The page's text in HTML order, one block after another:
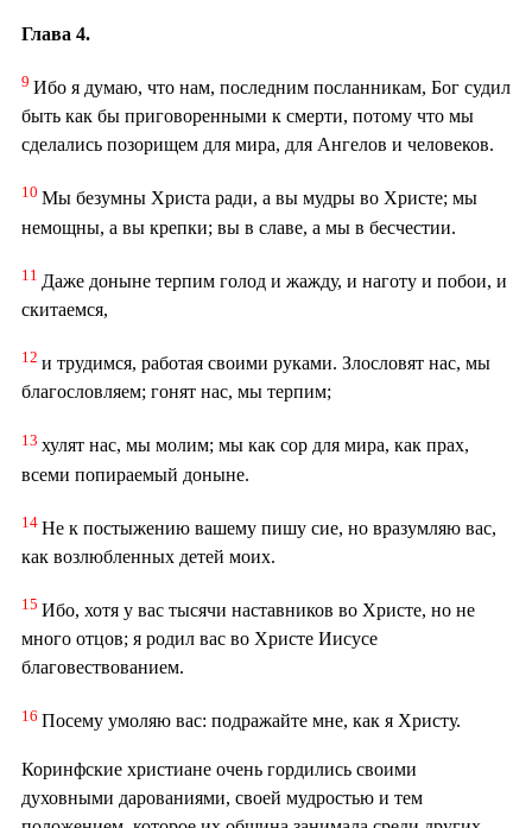
Глава 4.
9 Ибо я думаю, что нам, последним посланникам, Бог судил
быть как бы приговоренными к смерти, потому что мы
сделались позорищем для мира, для Ангелов и человеков.
10 Мы безумны Христа ради, а вы мудры во Христе; мы
немощны, а вы крепки; вы в славе, а мы в бесчестии.
11 Даже доныне терпим голод и жажду, и наготу и побои, и
скитаемся,
12 и трудимся, работая своими руками. Злословят нас, мы
благословляем; гонят нас, мы терпим;
13 хулят нас, мы молим; мы как сор для мира, как прах,
всеми попираемый доныне.
14 Не к постыжению вашему пишу сие, но вразумляю вас,
как возлюбленных детей моих.
15 Ибо, хотя у вас тысячи наставников во Христе, но не
много отцов; я родил вас во Христе Иисусе
благовествованием.
16 Посему умоляю вас: подражайте мне, как я Христу.
Коринфские христиане очень гордились своими
духовными дарованиями, своей мудростью и тем